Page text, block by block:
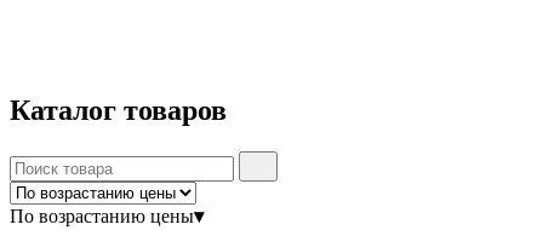
Каталог товаров
По возрастанию цены▾